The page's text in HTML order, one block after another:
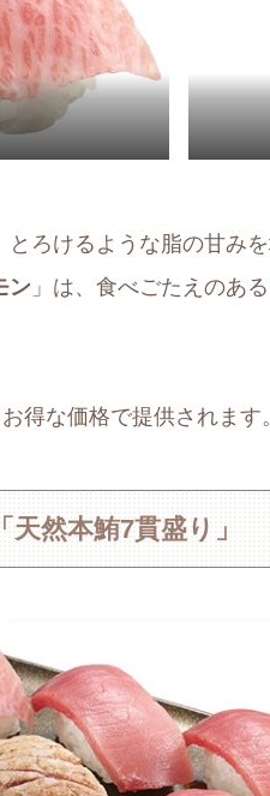
とろけるような脂の甘み
ン 」は、食べごたえのあ
得な価格で提供されます。
然本鮪7貫盛り」